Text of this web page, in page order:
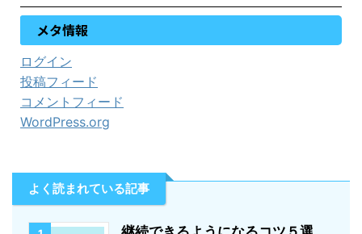
メタ情報
ログイン
投稿フィード
コメントフィード
WordPress.org
よく読まれている記事